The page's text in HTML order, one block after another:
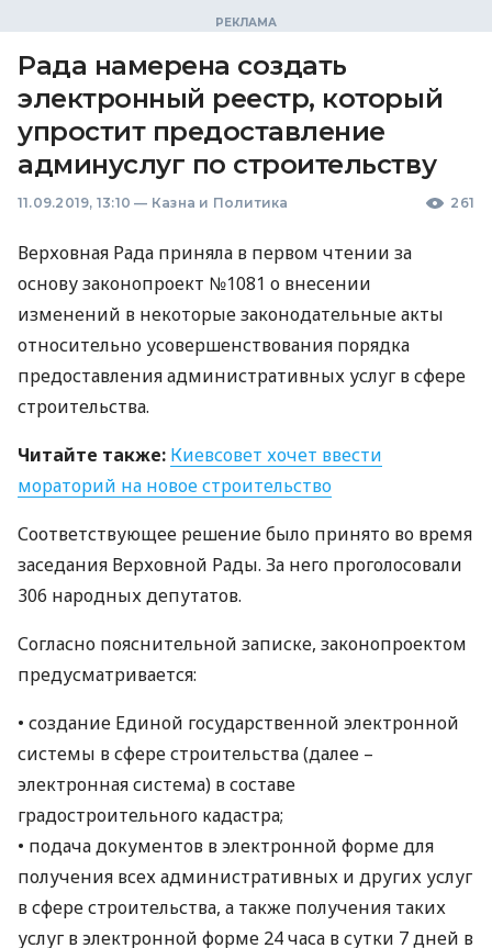
Рада намерена создать
электронный реестр, который
упростит предоставление
админуслуг по строительству
11.09.2019, 13:10 — Казна и Политика 261
Верховная Рада приняла в первом чтении за
основу законопроект №1081 о внесении
изменений в некоторые законодательные акты
относительно усовершенствования порядка
предоставления административных услуг в сфере
строительства.
Читайте также: Киевсовет хочет ввести
мораторий на новое строительство
Соответствующее решение было принято во время
заседания Верховной Рады. За него проголосовали
306 народных депутатов.
Согласно пояснительной записке, законопроектом
предусматривается:
• создание Единой государственной электронной
системы в сфере строительства (далее –
электронная система) в составе
градостроительного кадастра;
• подача документов в электронной форме для
получения всех административных и других услуг
в сфере строительства, а также получения таких
услуг в электронной форме 24 часа в сутки 7 дней в